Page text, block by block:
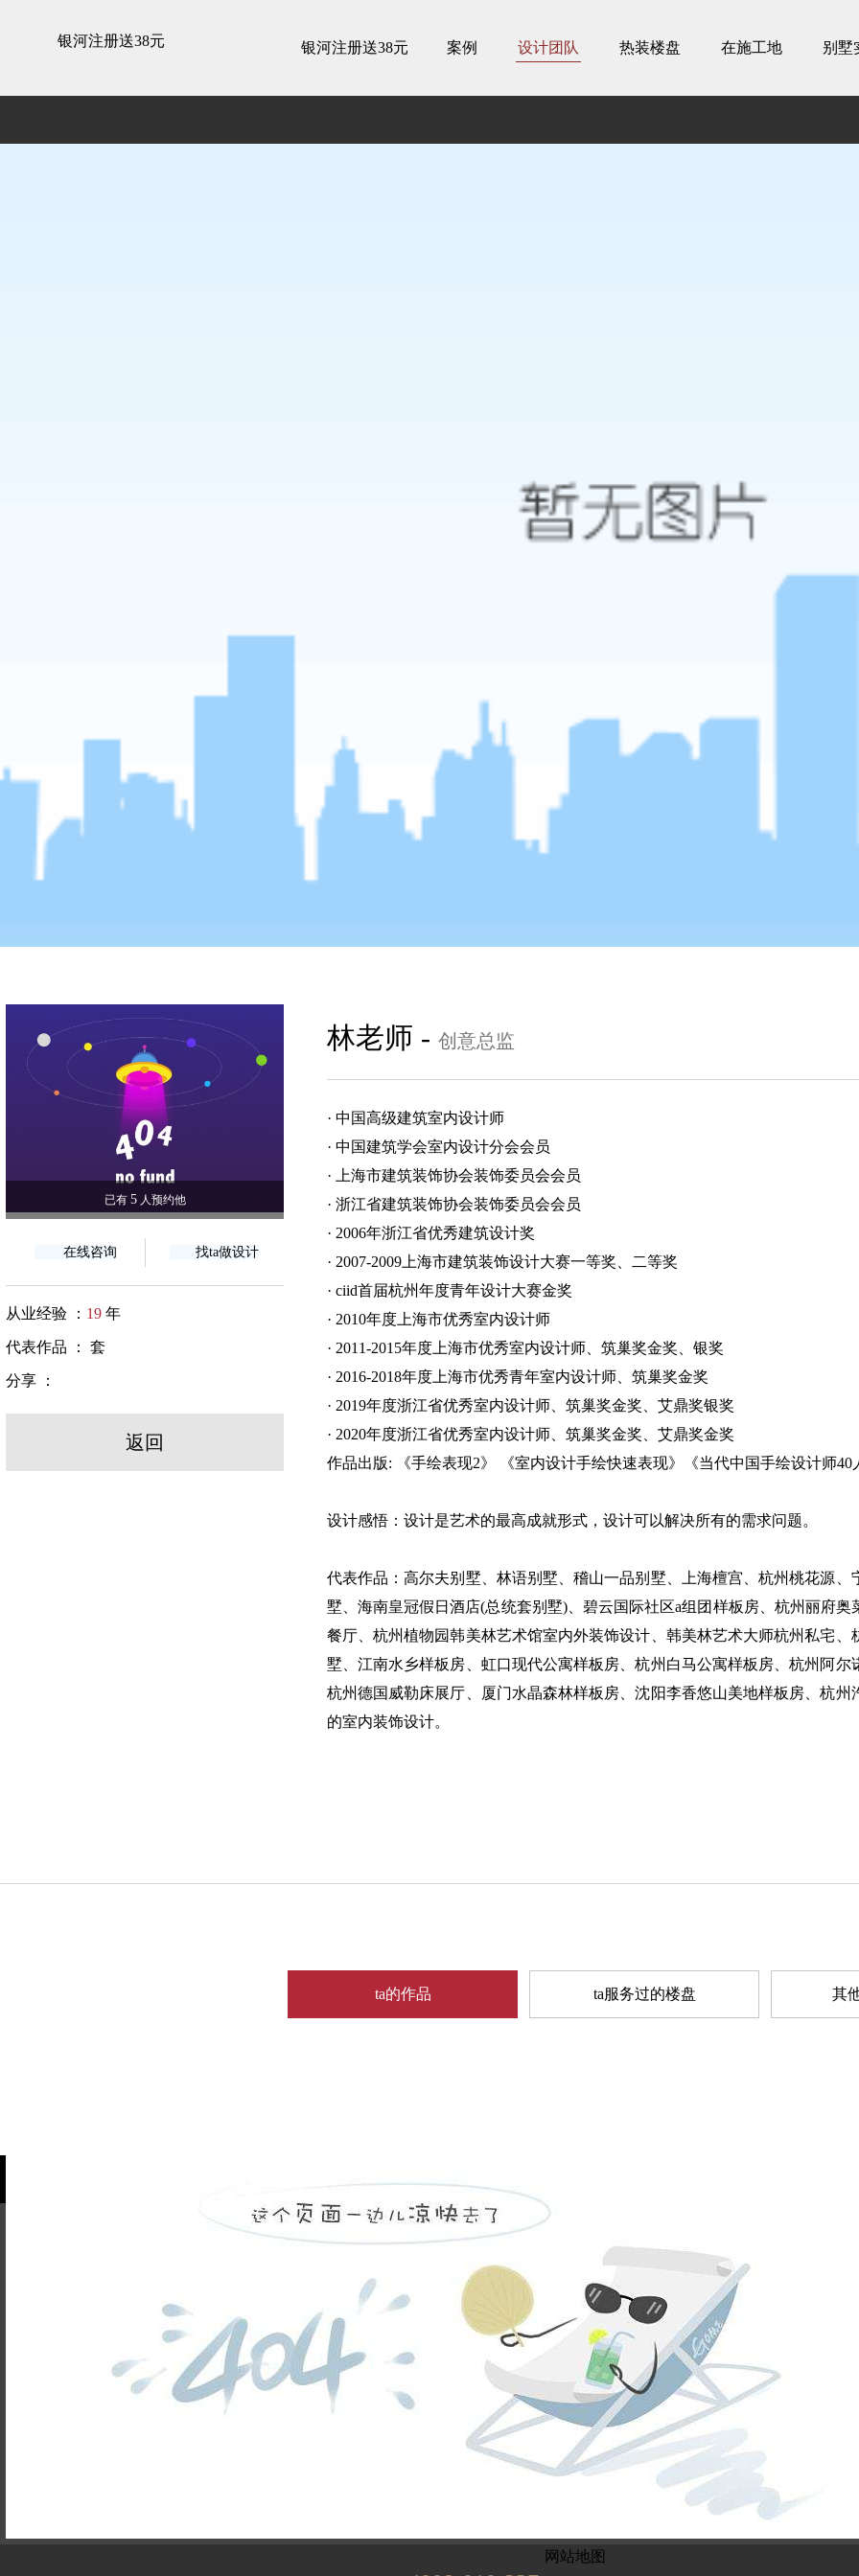
银河注册送38元 银河注册送38元 案例 设计团队 热装楼盘 在施工地 别墅
林老师 - 创意总监
· 中国高级建筑室内设计师
· 中国建筑学会室内设计分会会员
· 上海市建筑装饰协会装饰委员会会员
· 浙江省建筑装饰协会装饰委员会会员
· 2006年浙江省优秀建筑设计奖
· 2007-2009上海市建筑装饰设计大赛一等奖、二等奖
· ciid首届杭州年度青年设计大赛金奖
· 2010年度上海市优秀室内设计师
· 2011-2015年度上海市优秀室内设计师、筑巢奖金奖、银奖
· 2016-2018年度上海市优秀青年室内设计师、筑巢奖金奖
· 2019年度浙江省优秀室内设计师、筑巢奖金奖、艾鼎奖银奖
· 2020年度浙江省优秀室内设计师、筑巢奖金奖、艾鼎奖金奖
作品出版: 《手绘表现2》 《室内设计手绘快速表现》《当代中国手绘设计师40
设计感悟：设计是艺术的最高成就形式，设计可以解决所有的需求问题。
代表作品：高尔夫别墅、林语别墅、稽山一品别墅、上海檀宫、杭州桃花源
墅、海南皇冠假日酒店(总统套别墅)、碧云国际社区a组团样板房、杭州丽府
餐厅、杭州植物园韩美林艺术馆室内外装饰设计、韩美林艺术大师杭州私宅
墅、江南水乡样板房、虹口现代公寓样板房、杭州白马公寓样板房、杭州阿
杭州德国威勒床展厅、厦门水晶森林样板房、沈阳李香悠山美地样板房、杭
的室内装饰设计。
已有 5人预约他
在线咨询 找ta做设计
从业经验 ： 19 年
代表作品 ： 套
分享 ：
返回
ta的作品 ta服务过的楼盘 其
装修百科
银河注册送38元的人才
提交
已有 899 位业主预约
网站地图